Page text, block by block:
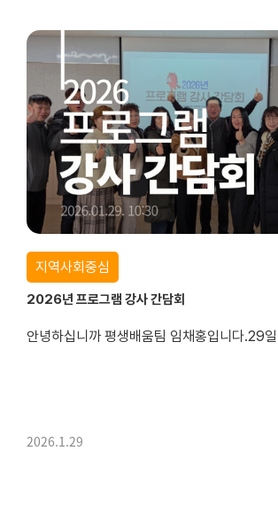
지역사회중심
2026년 프로그램 강사 간담회
2026.1.29